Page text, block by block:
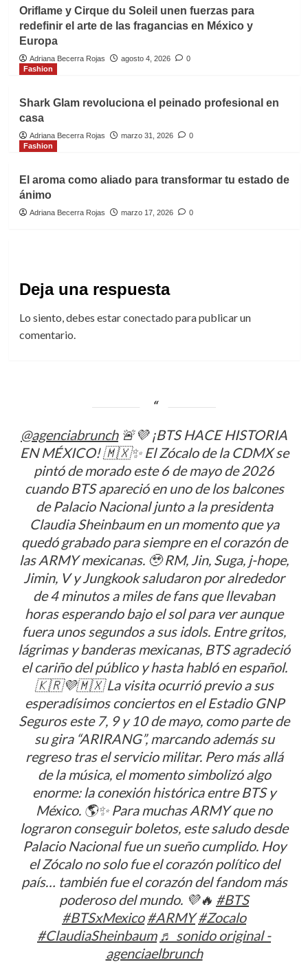
Oriflame y Cirque du Soleil unen fuerzas para
redefinir el arte de las fragancias en México y
Europa
Adriana Becerra Rojas agosto 4, 2026
0
Fashion
Shark Glam revoluciona el peinado profesional en
casa
Adriana Becerra Rojas marzo 31, 2026
0
Fashion
El aroma como aliado para transformar tu estado de
ánimo
Adriana Becerra Rojas marzo 17, 2026 0
Deja una respuesta
Lo siento, debes estarconectado para publicar un
comentario.
@agenciabrunch🚨💜 ¡BTS HACE HISTORIA
EN MÉXICO! 🇲🇽✨ El Zócalo de la CDMX se
pintó de morado este 6 de mayo de 2026
cuando BTS apareció en uno de los balcones
de Palacio Nacional junto a la presidenta
Claudia Sheinbaum en un momento que ya
quedó grabado para siempre en el corazón de
las ARMY mexicanas. 🥹 RM, Jin, Suga, j-hope,
Jimin, V y Jungkook saludaron por alrededor
de 4 minutos a miles de fans que llevaban
horas esperando bajo el sol para ver aunque
fuera unos segundos a sus idols. Entre gritos,
lágrimas y banderas mexicanas, BTS agradeció
el cariño del público y hasta habló en español.
🇰🇷💜🇲🇽 La visita ocurrió previo a sus
esperadísimos conciertos en el Estadio GNP
Seguros este 7, 9 y 10 de mayo, como parte de
su gira “ARIRANG”, marcando además su
regreso tras el servicio militar. Pero más allá
de la música, el momento simbolizó algo
enorme: la conexión histórica entre BTS y
México. 🌎✨ Para muchas ARMY que no
lograron conseguir boletos, este saludo desde
Palacio Nacional fue un sueño cumplido. Hoy
el Zócalo no solo fue el corazón político del
país… también fue el corazón del fandom más
poderoso del mundo. 💜🔥 #BTS
#BTSxMexico #ARMY #Zocalo
#ClaudiaSheinbaum ♬ sonido original -
agenciaelbrunch